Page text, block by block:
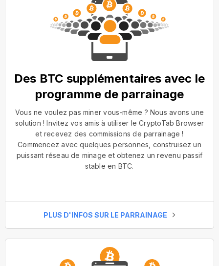
Des BTC supplémentaires avec le
programme de parrainage
Vous ne voulez pas miner vous-même ? Nous avons une
solution ! Invitez vos amis à utiliser le CryptoTab Browser
et recevez des commissions de parrainage !
Commencez avec quelques personnes, construisez un
puissant réseau de minage et obtenez un revenu passif
stable en BTC.
PLUS D'INFOS SUR LE PARRAINAGE